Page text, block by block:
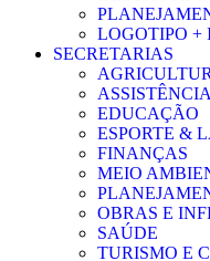
LOGOTIPO +
SECRETARIAS
EDUCAÇÃO
ESPORTE &
FINANÇAS
MEIO
OBRAS E
SAÚDE
TURISMO E